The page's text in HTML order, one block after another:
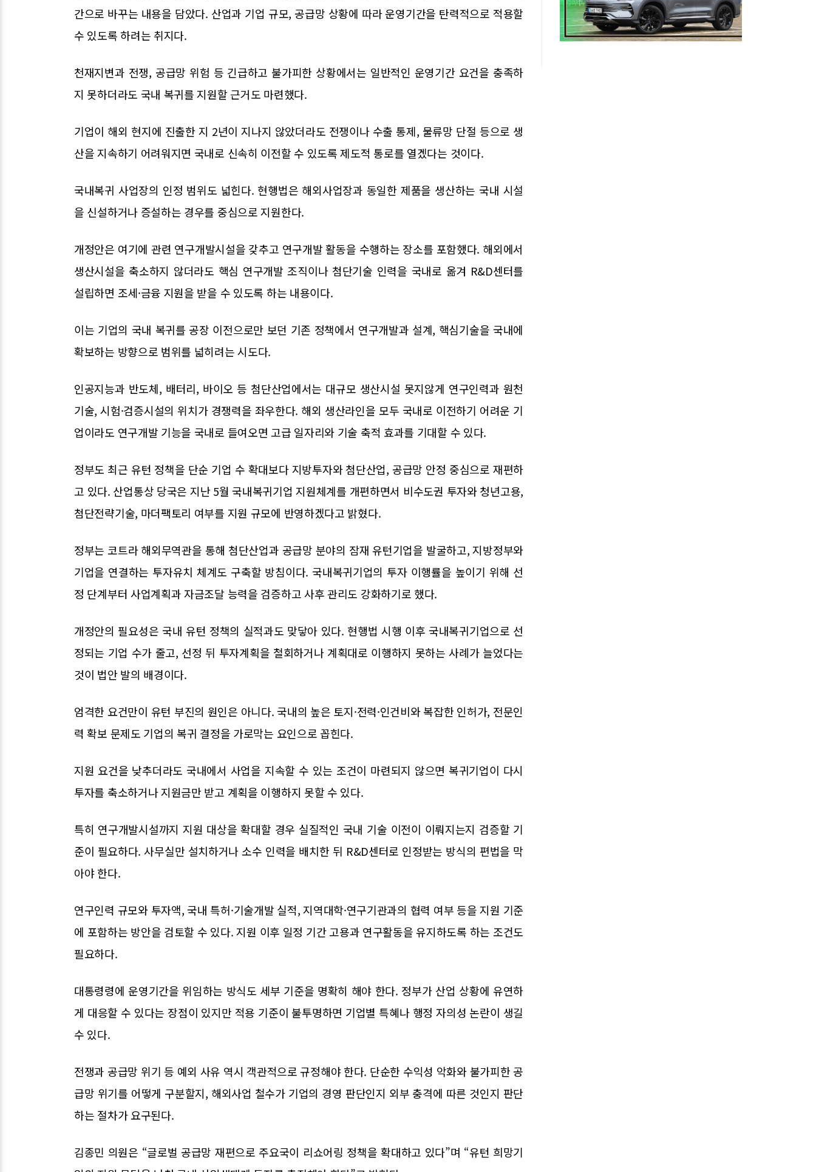
간으로 바꾸는 내용을 담았다. 산업과 기업 규모, 공급망 상황에 따라 운영기간을 탄력적으로 적용할
수 있도록 하려는 취지다.
천재지변과 전쟁, 공급망 위험 등 긴급하고 불가피한 상황에서는 일반적인 운영기간 요건을 충족하
지 못하더라도 국내 복귀를 지원할 근거도 마련했다.
기업이 해외 현지에 진출한 지 2년이 지나지 않았더라도 전쟁이나 수출 통제, 물류망 단절 등으로 생
산을 지속하기 어려워지면 국내로 신속히 이전할 수 있도록 제도적 통로를 열겠다는 것이다.
국내복귀 사업장의 인정 범위도 넓힌다. 현행법은 해외사업장과 동일한 제품을 생산하는 국내 시설
을 신설하거나 증설하는 경우를 중심으로 지원한다.
개정안은 여기에 관련 연구개발시설을 갖추고 연구개발 활동을 수행하는 장소를 포함했다. 해외에서
생산시설을 축소하지 않더라도 핵심 연구개발 조직이나 첨단기술 인력을 국내로 옮겨 R&D센터를
설립하면 조세·금융 지원을 받을 수 있도록 하는 내용이다.
이는 기업의 국내 복귀를 공장 이전으로만 보던 기존 정책에서 연구개발과 설계, 핵심기술을 국내에
확보하는 방향으로 범위를 넓히려는 시도다.
인공지능과 반도체, 배터리, 바이오 등 첨단산업에서는 대규모 생산시설 못지않게 연구인력과 원천
기술, 시험·검증시설의 위치가 경쟁력을 좌우한다. 해외 생산라인을 모두 국내로 이전하기 어려운 기
업이라도 연구개발 기능을 국내로 들여오면 고급 일자리와 기술 축적 효과를 기대할 수 있다.
정부도 최근 유턴 정책을 단순 기업 수 확대보다 지방투자와 첨단산업, 공급망 안정 중심으로 재편하
고 있다. 산업통상 당국은 지난 5월 국내복귀기업 지원체계를 개편하면서 비수도권 투자와 청년고용,
첨단전략기술, 마더팩토리 여부를 지원 규모에 반영하겠다고 밝혔다.
정부는 코트라 해외무역관을 통해 첨단산업과 공급망 분야의 잠재 유턴기업을 발굴하고, 지방정부와
기업을 연결하는 투자유치 체계도 구축할 방침이다. 국내복귀기업의 투자 이행률을 높이기 위해 선
정 단계부터 사업계획과 자금조달 능력을 검증하고 사후 관리도 강화하기로 했다.
개정안의 필요성은 국내 유턴 정책의 실적과도 맞닿아 있다. 현행법 시행 이후 국내복귀기업으로 선
정되는 기업 수가 줄고, 선정 뒤 투자계획을 철회하거나 계획대로 이행하지 못하는 사례가 늘었다는
것이 법안 발의 배경이다.
엄격한 요건만이 유턴 부진의 원인은 아니다. 국내의 높은 토지·전력·인건비와 복잡한 인허가, 전문인
력 확보 문제도 기업의 복귀 결정을 가로막는 요인으로 꼽힌다.
지원 요건을 낮추더라도 국내에서 사업을 지속할 수 있는 조건이 마련되지 않으면 복귀기업이 다시
투자를 축소하거나 지원금만 받고 계획을 이행하지 못할 수 있다.
특히 연구개발시설까지 지원 대상을 확대할 경우 실질적인 국내 기술 이전이 이뤄지는지 검증할 기
준이 필요하다. 사무실만 설치하거나 소수 인력을 배치한 뒤 R&D센터로 인정받는 방식의 편법을 막
아야 한다.
연구인력 규모와 투자액, 국내 특허·기술개발 실적, 지역대학·연구기관과의 협력 여부 등을 지원 기준
에 포함하는 방안을 검토할 수 있다. 지원 이후 일정 기간 고용과 연구활동을 유지하도록 하는 조건도
필요하다.
대통령령에 운영기간을 위임하는 방식도 세부 기준을 명확히 해야 한다. 정부가 산업 상황에 유연하
게 대응할 수 있다는 장점이 있지만 적용 기준이 불투명하면 기업별 특혜나 행정 자의성 논란이 생길
수 있다.
전쟁과 공급망 위기 등 예외 사유 역시 객관적으로 규정해야 한다. 단순한 수익성 악화와 불가피한 공
급망 위기를 어떻게 구분할지, 해외사업 철수가 기업의 경영 판단인지 외부 충격에 따른 것인지 판단
하는 절차가 요구된다.
김종민 의원은 “글로벌 공급망 재편으로 주요국이 리쇼어링 정책을 확대하고 있다”며 “유턴 희망기